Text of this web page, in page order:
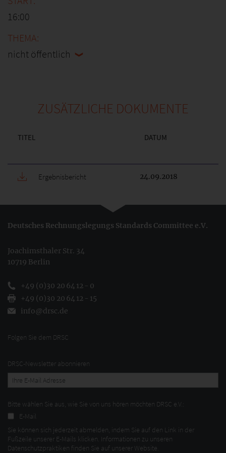
16:00
nicht öffentlich
ZUSÄTZLICHE DOKUMENTE
TITEL DATUM
Ergebnisbericht 24.09.2018
Deutsches Rechnungslegungs Standards Committee e.V.
Joachimsthaler Str. 34
10719 Berlin
+49 (0)30 20 64 12 - 0
+49 (0)30 20 64 12 - 15
info@drsc.de
Folgen Sie dem DRSC
DRSC-Newsletter abonnieren
Bitte wählen Sie aus, wie Sie von uns hören möchten DRSC e.V.:
E-Mail
Sie können sich jederzeit abmelden, indem Sie auf den Link in der
Fußzeile unserer E-Mails klicken. Informationen zu unseren
Datenschutzpraktiken finden Sie auf unserer Website.